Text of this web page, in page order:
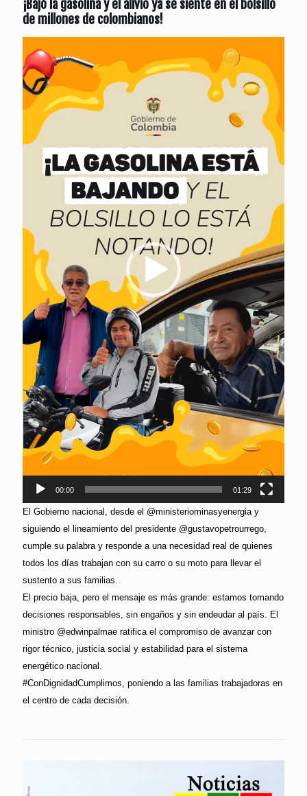
¡Bajó la gasolina y el alivio ya se siente en el bolsillo
de millones de colombianos!
de
vídeo
00:00 01:29
El Gobierno nacional, desde el @ministeriominasyenergia y
siguiendo el lineamiento del presidente @gustavopetrourrego,
cumple su palabra y responde a una necesidad real de quienes
todos los días trabajan con su carro o su moto para llevar el
sustento a sus familias.
El precio baja, pero el mensaje es más grande: estamos tomando
decisiones responsables, sin engaños y sin endeudar al país. El
ministro @edwinpalmae ratifica el compromiso de avanzar con
rigor técnico, justicia social y estabilidad para el sistema
energético nacional.
#ConDignidadCumplimos, poniendo a las familias trabajadoras en
el centro de cada decisión.